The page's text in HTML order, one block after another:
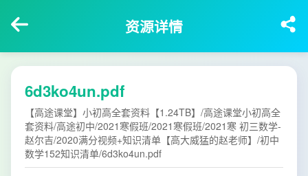
资源详情
6d3ko4un.pdf
【高途课堂】小初高全套资料【1.24TB】/高途课堂小初高全
套资料/高途初中/2021寒假班/2021寒假班/2021寒 初三数学-
赵尔吉/2020满分视频+知识清单【高大威猛的赵老师】/初中
数学152知识清单/6d3ko4un.pdf